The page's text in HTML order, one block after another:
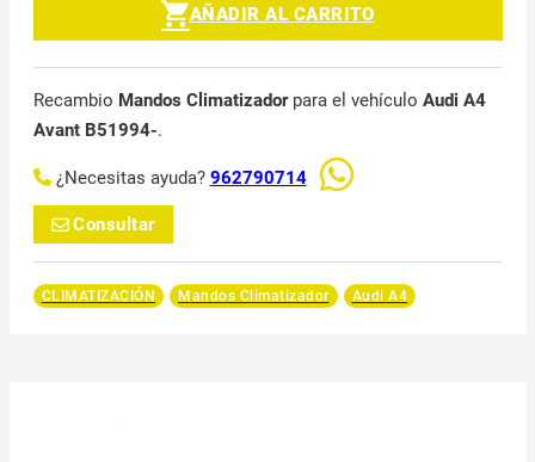
AÑADIR AL CARRITO
Recambio Mandos Climatizadorpara el vehículo Audi A4
Avant B51994-.
¿Necesitas ayuda? 962790714
Consultar
CLIMATIZACIÓN Mandos Climatizador Audi A4